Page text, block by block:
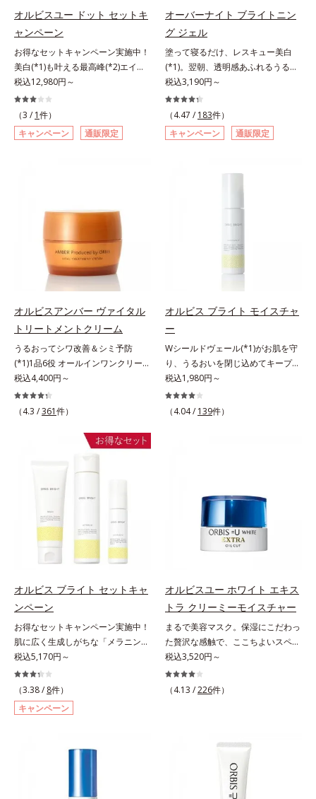
で、"顔全体にご使用いただける設
計"。見えているシワはもちろん、
自分では気づきにくい死角のシワの
改善にも効果を発揮します。*1 メ
ラニンの生成を抑え、シミ・ソバカ
スを防ぐ*2 ナイアシンアミド（有
効成分）、水添大豆リン脂質、フィ
トステロール、水（基剤）、
BG（保湿）*3 角層まで*4 K石けん
クロヘキサンジカルボン酸ビスエト
キシジグリコール（保湿）＜使用量
目安＞パール1粒程度＜ご使用ステ
ップ＞洗顔料 ⇒ 化粧水 ⇒ ザ リン
クルセラム ⇒ 保湿液＜1商品あたり
の使用回数＞通常サイズ：約90回
180回（3ヵ月程度）各商品の詳し
い情報は商品ページをご覧くださ
い。・BEAUTY夏祭りは、こちら
シリーズは美容成分(*7)として
「G.D.F.アクティベーター(*8)」を
配合。そして、従来から配合してい
る美白(*1)有効成分「トラネキサム
酸」を配合しました。さらに、シリ
ーズ共通の美容成分「GLルートブ
ースター(*9)」を配合することで、
肌のふっくら感や透明感を叶えま
す。美白ケアしながら多角的なエイ
ジングケアが叶うシリーズに。3ス
感を。効果的なシナジー設計で、あ
リーズの保湿力*3 年齢に応じたお
手入れのこと*4 うるおいによる
*5 乾燥、ハリ・ツヤのなさ*6
乾燥による*7 保湿成分*8 ロニ
セラカエルレア果汁、ノバラエキス
配合＝うるおいを与えハリと透明感
に満ちた肌へ導く保湿成分*9 メマ
ツヨイグサ抽出液、スイカズラエキ
ス配合＝角層のすみずみまで水分・
油分を保ち、ハリ・ツヤを与える保
湿成分*10 気持ちのこと
オルビスユー ドット セットキ
ャンペーン
お得なセットキャンペーン実施中！
美白(*1)も叶える最高峰(*2)エイジ
ングケア(*3)。ハリも透明感(*4)も
結果主義。年齢サイン(*5)の因子に
着目した肌科学エイジングケア(*3)
シリーズ。オルビスユー ドットシ
リーズは、年齢による肌悩み一つ一
ない状態である「ハリのなさ」や、
くすみ(*6)などが現れている状態で
ある「透明感のなさ」が現れること
で大人の肌印象に大きな影響を与え
ていることが分かりました。そこで
オルビスユー ドットシリーズは美
容成分(*7)として「G.D.F.アクティ
ベーター(*8)」を配合。そして、従
来から配合している美白有効成分
「トラネキサム酸」を配合しまし
た。さらに、シリーズ共通の美容成
分(*7)「GLルートブースター(*9)」
を配合することで、肌のふっくら感
や透明感を叶えます。美白ケアしな
シリーズに。3ステップで上向き
(*10)のハリと透明感を。効果的な
シナジー設計で、あなたのエイジン
グケアを応援します。*1 メラニン
の生成を抑え、シミ・ソバカスを防
ぐ（ウォッシュ除く）*2 オルビス
内スキンケアシリーズの保湿力*3
年齢に応じたお手入れのこと*4 う
るおいによる*5 乾燥、ハリ・ツヤ
ロニセラカエルレア果汁、ノバラエ
キス配合＝うるおいを与えハリと透
明感に満ちた肌へ導く保湿成分*9
メマツヨイグサ抽出液、スイカズラ
エキス配合＝角層のすみずみまで水
分・油分を保ち、ハリ・ツヤを与え
る保湿成分*10 気持ちのこと各商品
の詳しい情報は商品ページをご覧く
ださい。・BEAUTY夏祭りは、こち
税込12,980円～
（3 / 1件）
キャンペーン
通販限定
オーバーナイト ブライトニン
グ ジェル
塗って寝るだけ、レスキュー美白
(*1)。翌朝、透明感あふれるうるぷ
る肌を叶える、お守り涼感ジェルパ
ック。紫外線を浴びた日の夜は、ひ
んやり気持ちいいジェルでお肌をレ
スキュー！ メラニンの産生指令が
活発になる夜の肌環境に着目して、
(*2)ツヤ肌”へと整える夜用ジェルパ
ップ。美白(*1)と保湿の両方にアプ
ローチする「トラネキサム酸-
SG(*3)」、肌荒れや日焼けによる肌
のほてりを予防する「グリチルリチ
ン酸ジカリウム(*4)」など、たっぷ
りの保湿成分が浸透しやすい肌環境
を叶えます。はじめはピタッと密着
するテクスチャーは、肌になじむご
とにもっちり質感に、最後はなめら
かな水膜へと3変化。普段の保湿液
をこのジェルにおきかえて塗って眠
るだけで、うるおいながらもベタつ
と*3 明るく澄んだ肌を目指す保湿
成分と、メラニンの生成を抑え、シ
ミ・ソバカスを防ぐ美白有効成分を
組み合わせた複合成分*4 グリチル
BEAUTY夏祭りは、こちら
税込3,190円～
（4.47 / 183件）
キャンペーン
通販限定
オルビスアンバー ヴァイタル
トリートメントクリーム
うるおってシワ改善＆シミ予防
(*1)1品6役 オールインワンクリー
ム。オルビスアンバーは、いつも⾃
然体で美しくありたいと願う⼤⼈世
代に寄り添うブランドです。年齢印
複合的なお悩みにアプローチ。大人
世代の肌に向き合い、手軽なお手入
れで賢いケアを。ライフスタイルに
なじむ、若々しい印象(*2)作りのサ
ポートをします。オルビスアンバー
ヴァイタルトリートメントクリーム
「オルビスアンバー ヴァイタルト
リートメントクリーム」は、1品
で、化粧水、クリーム、シワ改善・
ッククリーム(*3)、パックの6役を
アシン(*4)によるシワ改善・シミ予
防に加え、複合成分コラーゲンコン
プレックスSPが肌のハリを徹底サポ
ート。肌なじみのよいクリーム構造
で角層まで保湿成分が浸透し、うる
おいをギュッと閉じ込めます。洗顔
の後、これ1品だけでマルチにケ
す。*1 メラニンの生成を抑え、シ
ケアとして*4 ナイアシンアミド
税込4,400円～
（4.3 /361件）
オルビス ブライト モイスチャ
ー
Wシールドヴェール(*1)がお肌を守
り、うるおいを閉じ込めてキープす
る美白(*2)保湿液。業界初(*3)知見
「メラニンの第三のルート」である
「横のひろがり」に着目して、全方
という「点」だけでなく、透明感の
なさなどの「面」での透明感を阻害
する原因を引き起こしていることが
わかりました。そこでオルビス ブ
C(*8)」を採用。肌奥(*6)まで浸透
し、シミやソバカスの原因となるメ
ラニンの生成を食い止めます。また
オルビス独自成分の「ブライトVC
コンプレックス(*9)」が、透明感を
阻害する原因(*10)にアプローチし
ます。さらに肌表面のなめらかさや
みずみずしさをサポートするため
ケアのアプローチによって、肌本来
の輝きを生かして澄み渡る、輝き透
明肌を叶えます。L＝さっぱりタイ
プ（脂性肌～普通肌）M＝しっとり
税込1,980円～
（4.04 / 139件）
オルビス ブライト セットキャ
ンペーン
お得なセットキャンペーン実施中！
肌に広く生成しがちな「メラニンに
じみ(*1)」の原因をブロック(*2)！
澄み渡る輝き透明肌(*3)へ。業界初
(*4)知見「メラニンの第三のルー
ト」である「横のひろがり」に着目
して、全方位から透明肌を目指すブ
す。受けてしまった紫外線ダメージ
ソバカスという「点」だけでなく、
税込5,170円～
（3.38 / 8件）
キャンペーン
オルビスユー ホワイト エキス
トラ クリーミーモイスチャー
まるで美容マスク。保湿にこだわっ
た贅沢な感触で、ここちよいスペシ
ャルケアを。若々しく透明感のある
美肌を構成する要素と、年齢肌(*1)
のメラニン生成にアプローチして、
上げを図ります。さらに、シミと年
齢の関係に着目。点在するシミだけ
でなく、メラニンが蓄積しがちな年
齢肌の“メラニンメタボ(*2)”にアプ
税込3,520円～
（4.13 /226件）